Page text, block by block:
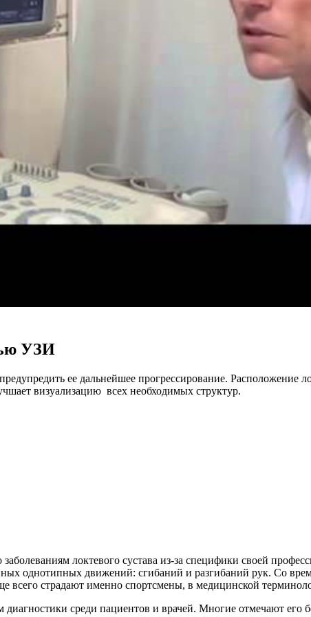
УЗИ
ее дальнейшее прогрессирование. Расположение
визуализацию всех необходимых структур.
локтевого сустава из-за специфики своей
однотипных движений: сгибаний и разгибаний рук. Со
всего страдают именно спортсмены, в медицинской
среди пациентов и врачей. Многие отмечают его